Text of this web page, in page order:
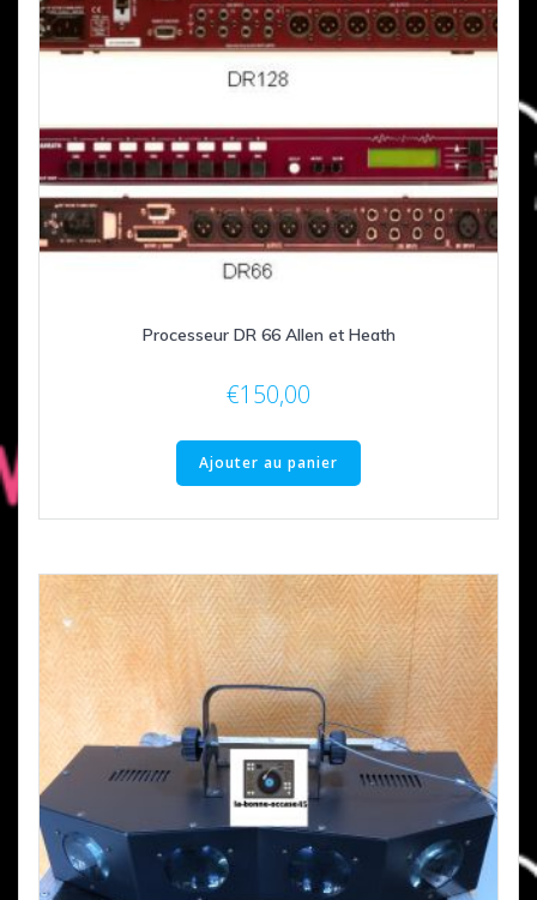
Processeur DR 66 Allen et Heath
€150,00
Ajouter au panier